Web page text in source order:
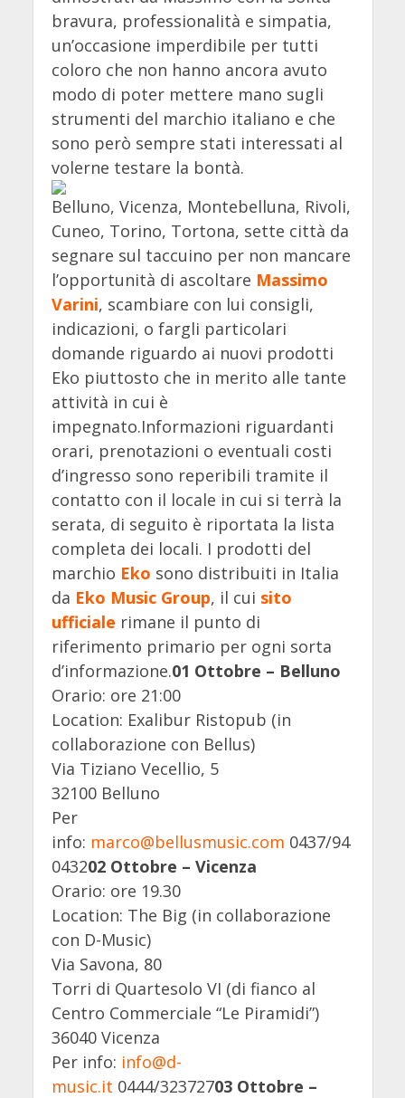
bravura, professionalità e simpatia,
un’occasione imperdibile per tutti
coloro che non hanno ancora avuto
modo di poter mettere mano sugli
strumenti del marchio italiano e che
sono però sempre stati interessati al
volerne testare la bontà.
Belluno, Vicenza, Montebelluna, Rivoli,
Cuneo, Torino, Tortona, sette città da
segnare sul taccuino per non mancare
l’opportunità di ascoltare Massimo
Varini, scambiare con lui consigli,
indicazioni, o fargli particolari
domande riguardo ai nuovi prodotti
Eko piuttosto che in merito alle tante
attività in cui è
impegnato.Informazioni riguardanti
orari, prenotazioni o eventuali costi
d’ingresso sono reperibili tramite il
contatto con il locale in cui si terrà la
serata, di seguito è riportata la lista
completa dei locali. I prodotti del
marchio Eko sono distribuiti in Italia
da Eko Music Group, il cui sito
ufficiale rimane il punto di
riferimento primario per ogni sorta
d’informazione.01 Ottobre – Belluno
Orario: ore 21:00
Location: Exalibur Ristopub (in
collaborazione con Bellus)
Via Tiziano Vecellio, 5
32100 Belluno
Per
info: marco@bellusmusic.com 0437/94
043202 Ottobre – Vicenza
Orario: ore 19.30
Location: The Big (in collaborazione
con D-Music)
Via Savona, 80
Torri di Quartesolo VI (di fianco al
Centro Commerciale “Le Piramidi”)
36040 Vicenza
Per info: info@d-
music.it 0444/32372703 Ottobre –